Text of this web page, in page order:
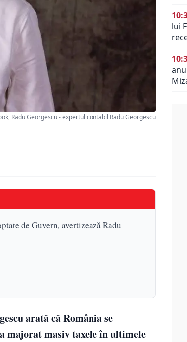
Radu Georgescu - expertul contabil Radu Georgescu
de Guvern, avertizează Radu
arată că România se
majorat masiv taxele în ultimele
lui